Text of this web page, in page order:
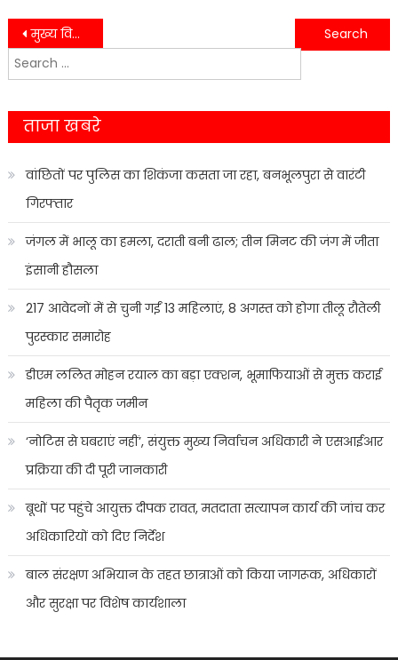
Post
navigation
मुख्य विकास अधिकारी मनीष कुमार ने निर्माणाधीन आवासों का स्थलीय निरीक्षण किया…….
नशे के सौदागरों को नैनीताल पुलिस लगातार कर रही है गिरफ्तार…….
Search
for:
ताजा खबरे
वांछितों पर पुलिस का शिकंजा कसता जा रहा, बनभूलपुरा से वारंटी
गिरफ्तार
जंगल में भालू का हमला, दराती बनी ढाल; तीन मिनट की जंग में जीता
इंसानी हौसला
217 आवेदनों में से चुनी गईं 13 महिलाएं, 8 अगस्त को होगा तीलू रौतेली
पुरस्कार समारोह
डीएम ललित मोहन रयाल का बड़ा एक्शन, भूमाफियाओं से मुक्त कराई
महिला की पैतृक जमीन
‘नोटिस से घबराएं नहीं’, संयुक्त मुख्य निर्वाचन अधिकारी ने एसआईआर
प्रक्रिया की दी पूरी जानकारी
बूथों पर पहुंचे आयुक्त दीपक रावत, मतदाता सत्यापन कार्य की जांच कर
अधिकारियों को दिए निर्देश
बाल संरक्षण अभियान के तहत छात्राओं को किया जागरूक, अधिकारों
और सुरक्षा पर विशेष कार्यशाला